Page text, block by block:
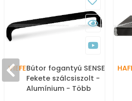
VIEFEBútor fogantyú SENSE -
Fekete szálcsiszolt -
Alumínium - Több